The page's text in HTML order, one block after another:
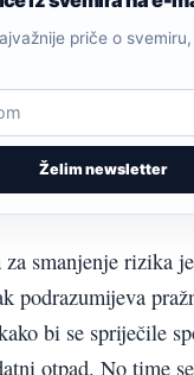
Želim newsletter
priče o
za smanjenje rizika
podrazumijeva
bi se spriječile
otpad. No time